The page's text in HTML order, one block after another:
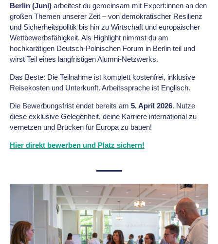
Berlin (Juni) arbeitest du gemeinsam mit Expert:innen an den
großen Themen unserer Zeit – von demokratischer Resilienz
und Sicherheitspolitik bis hin zu Wirtschaft und europäischer
Wettbewerbsfähigkeit. Als Highlight nimmst du am
hochkarätigen Deutsch-Polnischen Forum in Berlin teil und
wirst Teil eines langfristigen Alumni-Netzwerks.
Das Beste: Die Teilnahme ist komplett kostenfrei, inklusive
Reisekosten und Unterkunft. Arbeitssprache ist Englisch.
Die Bewerbungsfrist endet bereits am 5. April 2026. Nutze
diese exklusive Gelegenheit, deine Karriere international zu
vernetzen und Brücken für Europa zu bauen!
Hier direkt bewerben und Platz sichern!